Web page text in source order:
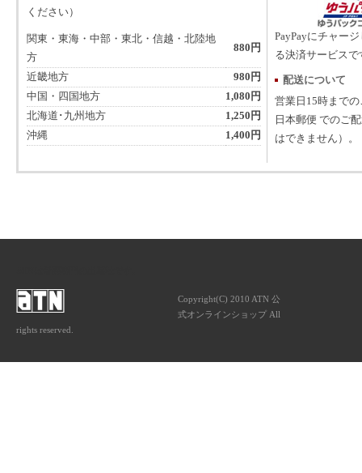
ください）
関東・東海・中部・東北・信越・北陸地
方
880円
近畿地方
980円
中国・四国地方
1,080円
北海道･九州地方
1,250円
沖縄
1,400円
PayPayにチャー
る決済サービスで
配送について
営業日15時まで
日本郵便 でのご
はできません）。
Copyright(C) 2010 ATN 公
式オンラインショップ All
rights reserved.